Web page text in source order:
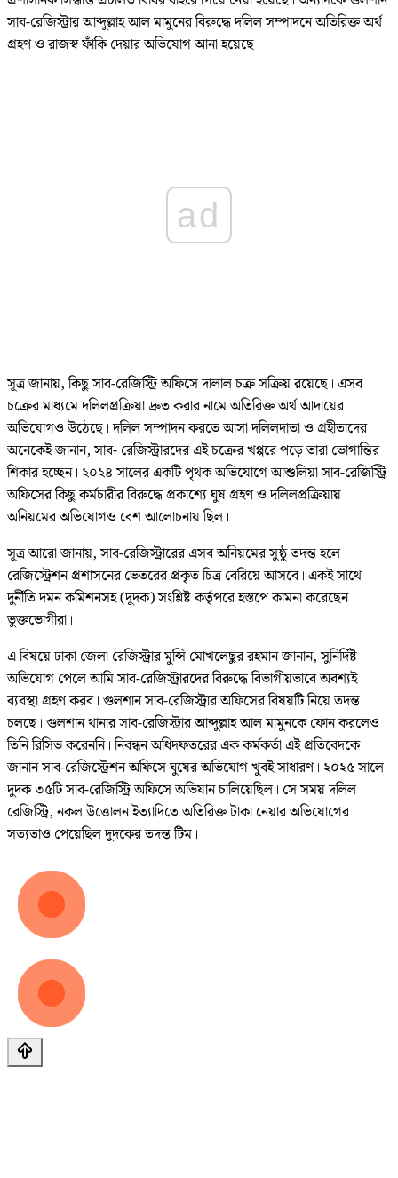
সাব-রেজিস্ট্রার আব্দুল্লাহ আল মামুনের বিরুদ্ধে দলিল সম্পাদনে অতিরিক্ত অর্থ
গ্রহণ ও রাজস্ব ফাঁকি দেয়ার অভিযোগ আনা হয়েছে।
ad
সূত্র জানায়, কিছু সাব-রেজিস্ট্রি অফিসে দালাল চক্র সক্রিয় রয়েছে। এসব
চক্রের মাধ্যমে দলিলপ্রক্রিয়া দ্রুত করার নামে অতিরিক্ত অর্থ আদায়ের
অভিযোগও উঠেছে। দলিল সম্পাদন করতে আসা দলিলদাতা ও গ্রহীতাদের
অনেকেই জানান, সাব- রেজিস্ট্রারদের এই চক্রের খপ্পরে পড়ে তারা ভোগান্তির
শিকার হচ্ছেন। ২০২৪ সালের একটি পৃথক অভিযোগে আশুলিয়া সাব-রেজিস্ট্রি
অফিসের কিছু কর্মচারীর বিরুদ্ধে প্রকাশ্যে ঘুষ গ্রহণ ও দলিলপ্রক্রিয়ায়
অনিয়মের অভিযোগও বেশ আলোচনায় ছিল।
সূত্র আরো জানায়, সাব-রেজিস্ট্রারের এসব অনিয়মের সুষ্ঠু তদন্ত হলে
রেজিস্ট্রেশন প্রশাসনের ভেতরের প্রকৃত চিত্র বেরিয়ে আসবে। একই সাথে
দুর্নীতি দমন কমিশনসহ (দুদক) সংশ্লিষ্ট কর্তৃপরে হস্তপে কামনা করেছেন
ভুক্তভোগীরা।
এ বিষয়ে ঢাকা জেলা রেজিস্ট্রার মুন্সি মোখলেছুর রহমান জানান, সুনির্দিষ্ট
অভিযোগ পেলে আমি সাব-রেজিস্ট্রারদের বিরুদ্ধে বিভাগীয়ভাবে অবশ্যই
ব্যবস্থা গ্রহণ করব। গুলশান সাব-রেজিস্ট্রার অফিসের বিষয়টি নিয়ে তদন্ত
চলছে। গুলশান থানার সাব-রেজিস্ট্রার আব্দুল্লাহ আল মামুনকে ফোন করলেও
তিনি রিসিভ করেননি। নিবন্ধন অধিদফতরের এক কর্মকর্তা এই প্রতিবেদকে
জানান সাব-রেজিস্ট্রেশন অফিসে ঘুষের অভিযোগ খুবই সাধারণ। ২০২৫ সালে
দুদক ৩৫টি সাব-রেজিস্ট্রি অফিসে অভিযান চালিয়েছিল। সে সময় দলিল
রেজিস্ট্রি, নকল উত্তোলন ইত্যাদিতে অতিরিক্ত টাকা নেয়ার অভিযোগের
সত্যতাও পেয়েছিল দুদকের তদন্ত টিম।